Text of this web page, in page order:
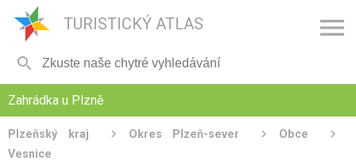
TURISTICKÝ ATLAS 

Zahrádka u Plzně
Plzeňský kraj Okres Plzeň-sever
Obce
Vesnice